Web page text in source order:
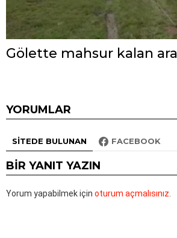
Gölette mahsur kalan
YORUMLAR
SITEDE BULUNAN FACEBOOK
BIR YANIT YAZIN
Yorum yapabilmek için oturum açmalısınız